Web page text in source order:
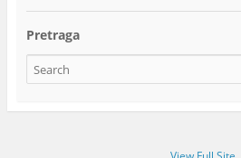
Pretraga